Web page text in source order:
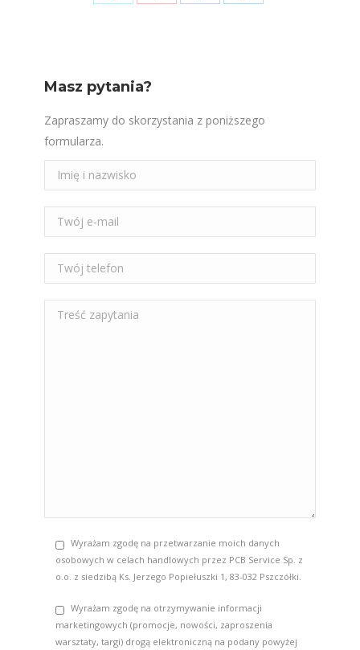
Masz pytania?
Zapraszamy do skorzystania z poniższego
formularza.
Wyrażam zgodę na przetwarzanie moich danych
osobowych w celach handlowych przez PCB Service Sp. z
o.o. z siedzibą Ks. Jerzego Popiełuszki 1, 83-032 Pszczółki.
Wyrażam zgodę na otrzymywanie informacji
marketingowych (promocje, nowości, zaproszenia
warsztaty, targi) drogą elektroniczną na podany powyżej